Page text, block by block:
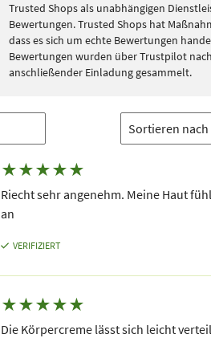
Trusted Shops als unabhängigen
Bewertungen. Trusted Shops hat
dass es sich um echte Bewertungen
Bewertungen wurden über Trustpilot
anschließender Einladung gesammelt.
★★★★★
Riecht sehr angenehm. Meine Haut
an
VERIFIZIERT
★★★★★
Die Körpercreme lässt sich leicht